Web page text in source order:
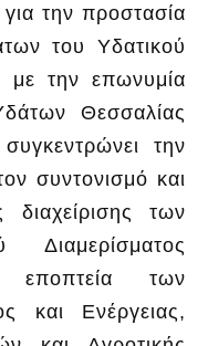
την προστασία
του Υδατικού
με την επωνυμία
Θεσσαλίας
την
συντονισμό και
διαχείρισης των
των
και Ενέργειας,